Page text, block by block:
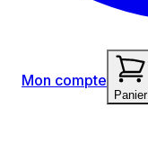
Mon compte
Panier